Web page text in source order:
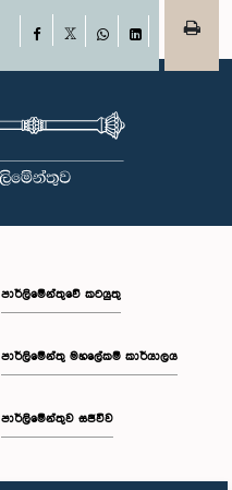
Facebook
WhatsAppLinkedIn
පාර්ලිමේන්තුවේ කටයුතු
පාර්ලිමේන්තු මහලේකම් කාර්යාලය
පාර්ලිමේන්තුව සජීවීව